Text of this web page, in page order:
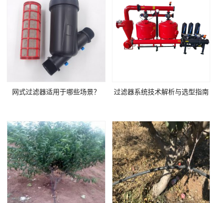
网式过滤器适用于哪些场景？ 过滤器系统技术解析与选型指南